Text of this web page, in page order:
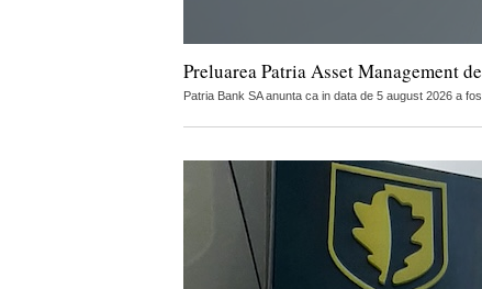
Preluarea Patria Asset Management
Patria Bank SA anunta ca in data de 5 august 2026 a